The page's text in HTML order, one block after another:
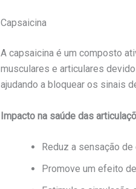
Capsaicina
A capsaicina é um composto
musculares e articulares
ajudando a bloquear os sinais
Impacto na saúde das
Reduz a sensação
Promove um efeito